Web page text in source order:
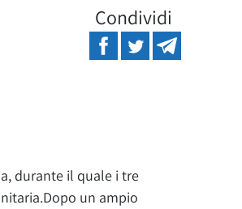
Condividi
durante il quale i tre
un ampio